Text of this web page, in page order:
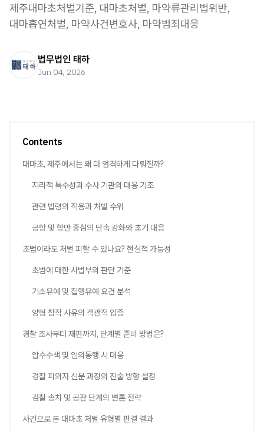
제주대마초처벌기준, 대마초처벌, 마약류관리법위반,
대마흡연처벌, 마약사건변호사, 마약범죄대응
법무법인 태하
Jun 04, 2026
Contents
대마초, 제주에서는 왜 더 엄격하게 다뤄질까?
지리적 특수성과 수사 기관의 대응 기조
관련 법령의 적용과 처벌 수위
공항 및 항만 중심의 단속 강화와 초기 대응
초범이라도 처벌 피할 수 있나요? 현실적 가능성
초범에 대한 사법부의 판단 기준
기소유예 및 집행유예 요건 분석
양형 참작 사유의 객관적 입증
경찰 조사부터 재판까지, 단계별 준비 방법은?
압수수색 및 임의동행 시 대응
경찰 피의자 신문 과정의 진술 방향 설정
검찰 송치 및 공판 단계의 변론 전략
사건으로 본 대마초 처벌 유형별 판결 결과